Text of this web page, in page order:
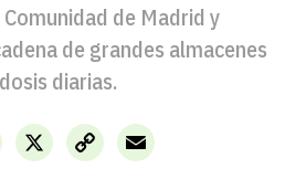
de Madrid y
de grandes almacenes
diarias.
X
Copy
Link
Email